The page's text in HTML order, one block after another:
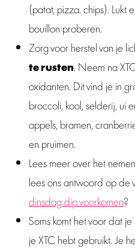
(patat, pizza. chips). Lukt
bouillon proberen.
Zorg voor herstel van je
te rusten . Neem na
oxidanten. Dit vind je in
broccoli, kool, selderij, ui
appels, bramen,
en pruimen.
Lees meer over het
lees ons antwoord op de
dinsdag dip voorkomen?
Soms komt het voor dat
je XTC hebt gebruikt. Je